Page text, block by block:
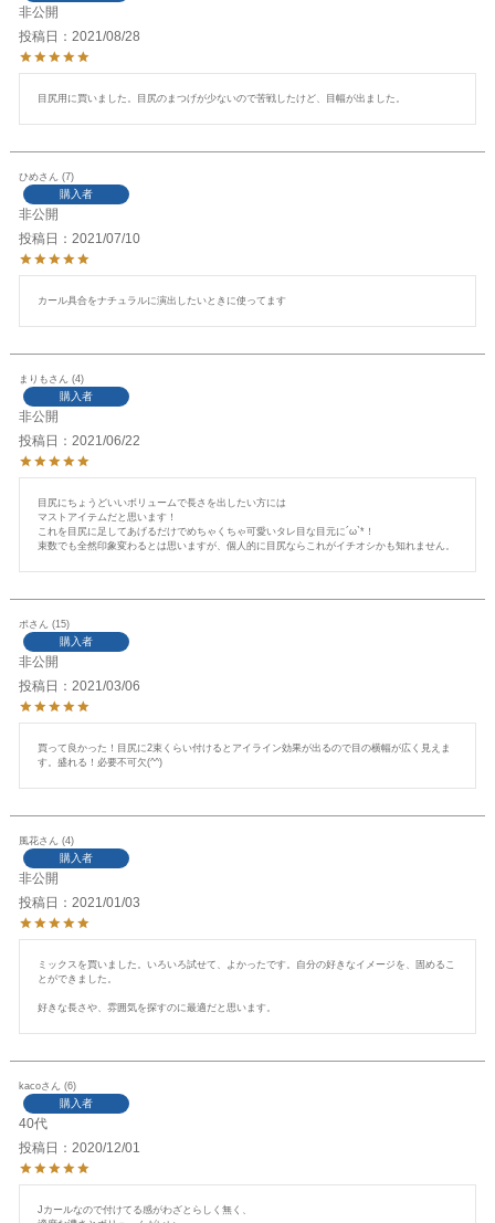
非公開
投稿日
2021/08/28
目尻用に買いました。目尻のまつげが少ないので苦戦したけど、目幅が出ました。
ひめ 7
購入者
非公開
投稿日
2021/07/10
カール具合をナチュラルに演出したいときに使ってます
まりも 4
購入者
非公開
投稿日
2021/06/22
目尻にちょうどいいボリュームで長さを出したい方には
マストアイテムだと思います！
これを目尻に足してあげるだけでめちゃくちゃ可愛いタレ目な目元に´ω`*！
束数でも全然印象変わるとは思いますが、個人的に目尻ならこれがイチオシかも知れません。
ポ 15
購入者
非公開
投稿日
2021/03/06
買って良かった！目尻に2束くらい付けるとアイライン効果が出るので目の横幅が広く見えま
す。盛れる！必要不可欠(^^)
風花 4
購入者
非公開
投稿日
2021/01/03
ミックスを買いました。いろいろ試せて、よかったです。自分の好きなイメージを、固めるこ
とができました。
好きな長さや、雰囲気を探すのに最適だと思います。
kaco 6
購入者
40代
投稿日
2020/12/01
Jカールなので付けてる感がわざとらしく無く、